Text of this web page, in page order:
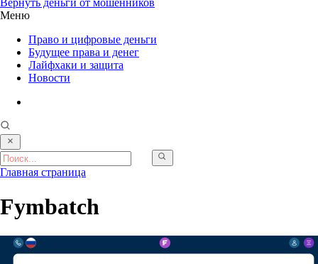
Вернуть деньги от мошенников
Меню
Право и цифровые деньги
Будущее права и денег
Лайфхаки и защита
Новости
Главная страница
Fymbatch